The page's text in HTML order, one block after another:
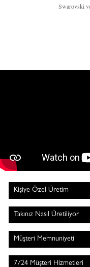
Kişiye Özel Üretim
Takınız Nasıl Üretiliyor
Müşteri Memnuniyeti
7/24 Müşteri Hizmetleri